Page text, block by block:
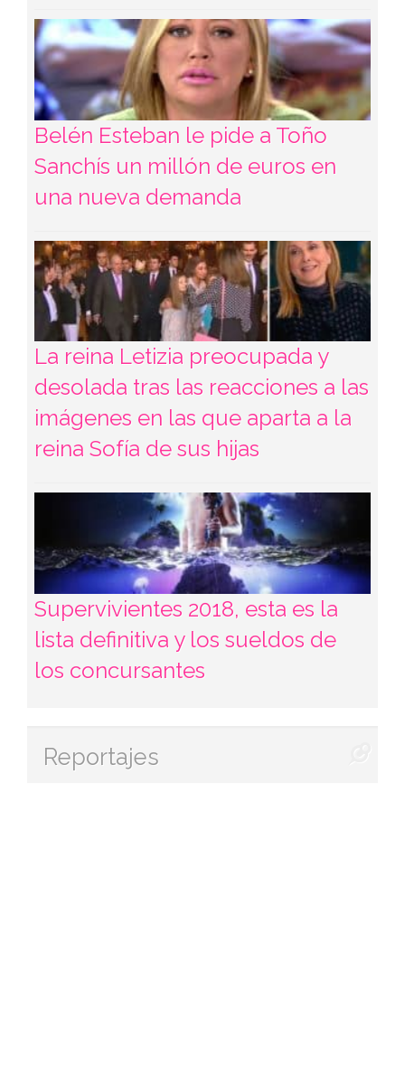
Belén Esteban le pide a Toño
Sanchís un millón de euros en
una nueva demanda
La reina Letizia preocupada y
desolada tras las reacciones a las
imágenes en las que aparta a la
reina Sofía de sus hijas
Supervivientes 2018, esta es la
lista definitiva y los sueldos de
los concursantes
Reportajes